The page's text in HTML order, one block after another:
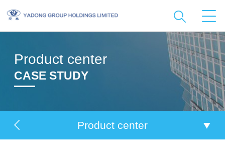
Product center
CASE STUDY
Product center